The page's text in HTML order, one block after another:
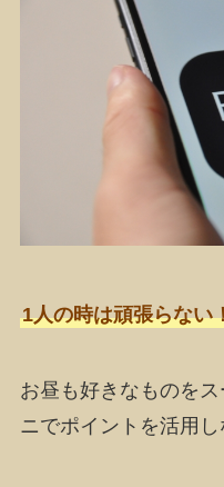
1人の時は頑張らない
お昼も好きなものを
ニでポイントを活用し